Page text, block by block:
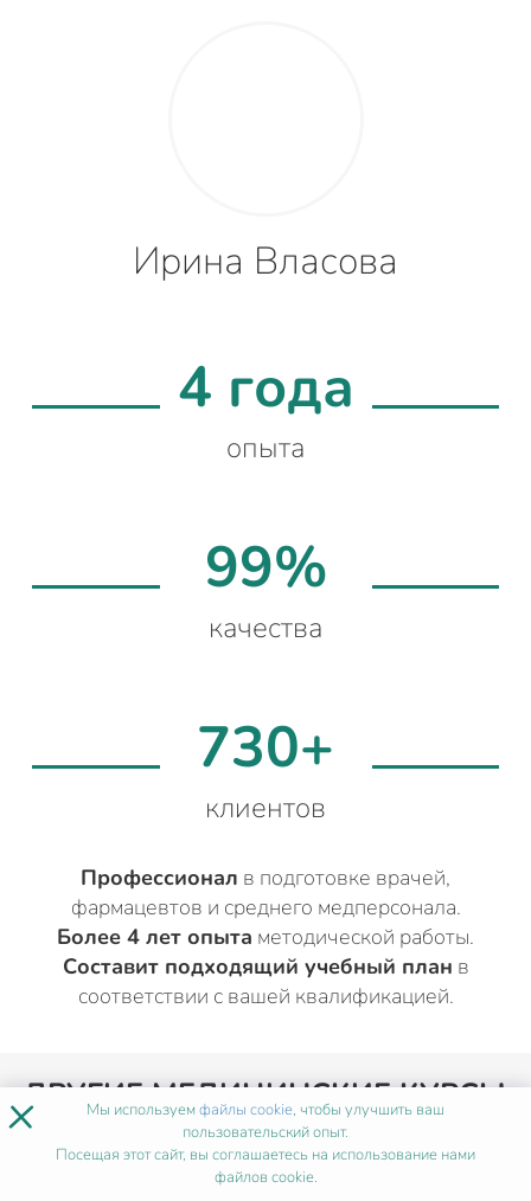
Ирина Власова
4 года
опыта
99%
качества
730+
клиентов
Профессионал в подготовке врачей,
фармацевтов и среднего медперсонала.
Более 4 лет опыта методической работы.
Составит подходящий учебный план в
соответствии с вашей квалификацией.
ДРУГИЕ МЕДИЦИНСКИЕ КУРСЫ
ДЛЯ ВРАЧЕЙВО
ВЛАДИВОСТОКЕ
× Мы используемфайлы cookie, чтобы улучшить ваш
пользовательский опыт.
Посещая этот сайт, вы соглашаетесь на использование нами
файлов cookie.